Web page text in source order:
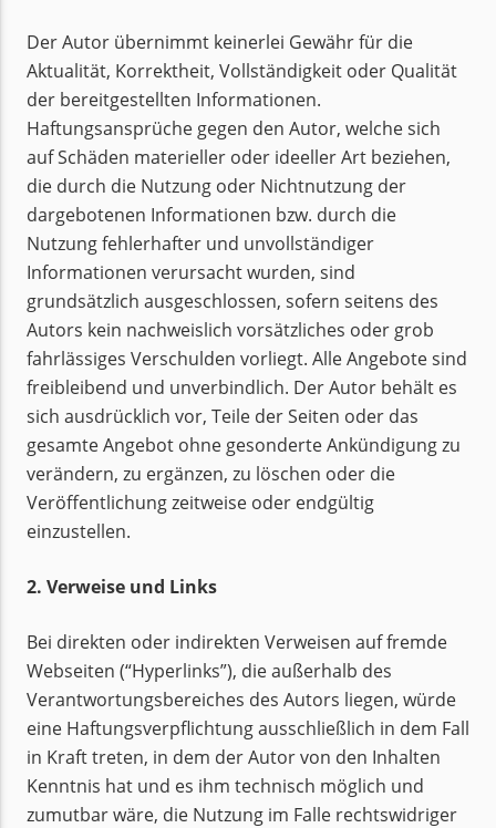
Der Autor übernimmt keinerlei Gewähr für die
Aktualität, Korrektheit, Vollständigkeit oder Qualität
der bereitgestellten Informationen.
Haftungsansprüche gegen den Autor, welche sich
auf Schäden materieller oder ideeller Art beziehen,
die durch die Nutzung oder Nichtnutzung der
dargebotenen Informationen bzw. durch die
Nutzung fehlerhafter und unvollständiger
Informationen verursacht wurden, sind
grundsätzlich ausgeschlossen, sofern seitens des
Autors kein nachweislich vorsätzliches oder grob
fahrlässiges Verschulden vorliegt. Alle Angebote sind
freibleibend und unverbindlich. Der Autor behält es
sich ausdrücklich vor, Teile der Seiten oder das
gesamte Angebot ohne gesonderte Ankündigung zu
verändern, zu ergänzen, zu löschen oder die
Veröffentlichung zeitweise oder endgültig
einzustellen.
2. Verweise und Links
Bei direkten oder indirekten Verweisen auf fremde
Webseiten (“Hyperlinks”), die außerhalb des
Verantwortungsbereiches des Autors liegen, würde
eine Haftungsverpflichtung ausschließlich in dem Fall
in Kraft treten, in dem der Autor von den Inhalten
Kenntnis hat und es ihm technisch möglich und
zumutbar wäre, die Nutzung im Falle rechtswidriger